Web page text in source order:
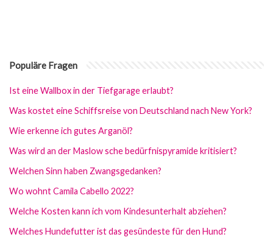
Populäre Fragen
Ist eine Wallbox in der Tiefgarage erlaubt?
Was kostet eine Schiffsreise von Deutschland nach New York?
Wie erkenne ich gutes Arganöl?
Was wird an der Maslow sche bedürfnispyramide kritisiert?
Welchen Sinn haben Zwangsgedanken?
Wo wohnt Camila Cabello 2022?
Welche Kosten kann ich vom Kindesunterhalt abziehen?
Welches Hundefutter ist das gesündeste für den Hund?